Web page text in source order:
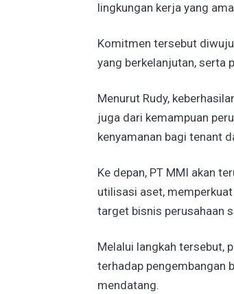
lingkungan kerja yang
Komitmen tersebut
yang berkelanjutan, serta
Menurut Rudy,
juga dari kemampuan
kenyamanan bagi tenant
Ke depan, PT MMI akan
utilisasi aset,
target bisnis perusahaan
Melalui langkah tersebut,
terhadap pengembangan
mendatang.